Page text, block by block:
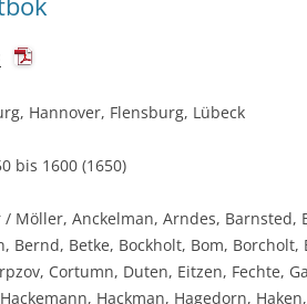
Hannover, Flensburg, Lübeck
bis 1600 (1650)
/ Möller, Anckelman, Arndes, Barnsted,
Bernd, Betke, Bockholt, Bom,
Cortumn, Duten, Eitzen, Fechte,
Hackman, Hagedorn,